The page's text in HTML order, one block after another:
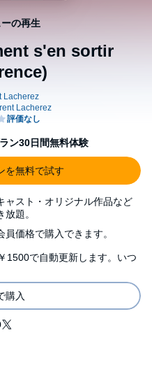
s'en sortir
の再生
ン30日間無料体験
を無料で試す
ャスト・オリジナル作品など
題。
価格で購入できます。
1500で自動更新します。いつ
購入